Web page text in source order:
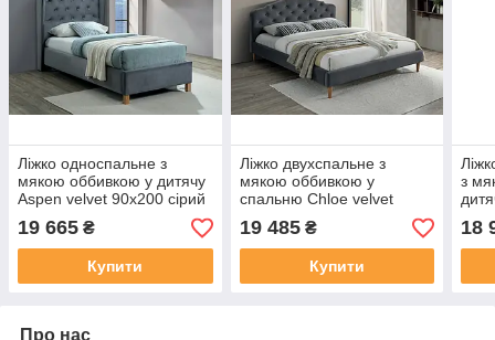
Ліжко односпальне з
мякою оббивкою у дитячу
Aspen velvet 90x200 сірий
Signal
19 665 ₴
Купити
Ліжко двухспальне з
мякою оббивкою у
спальню Chloe velvet
160x200 сірий Signal
19 485₴
Купити
з
18
Про нас